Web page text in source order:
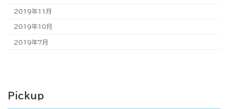
2019年11月
2019年10月
2019年7月
Pickup